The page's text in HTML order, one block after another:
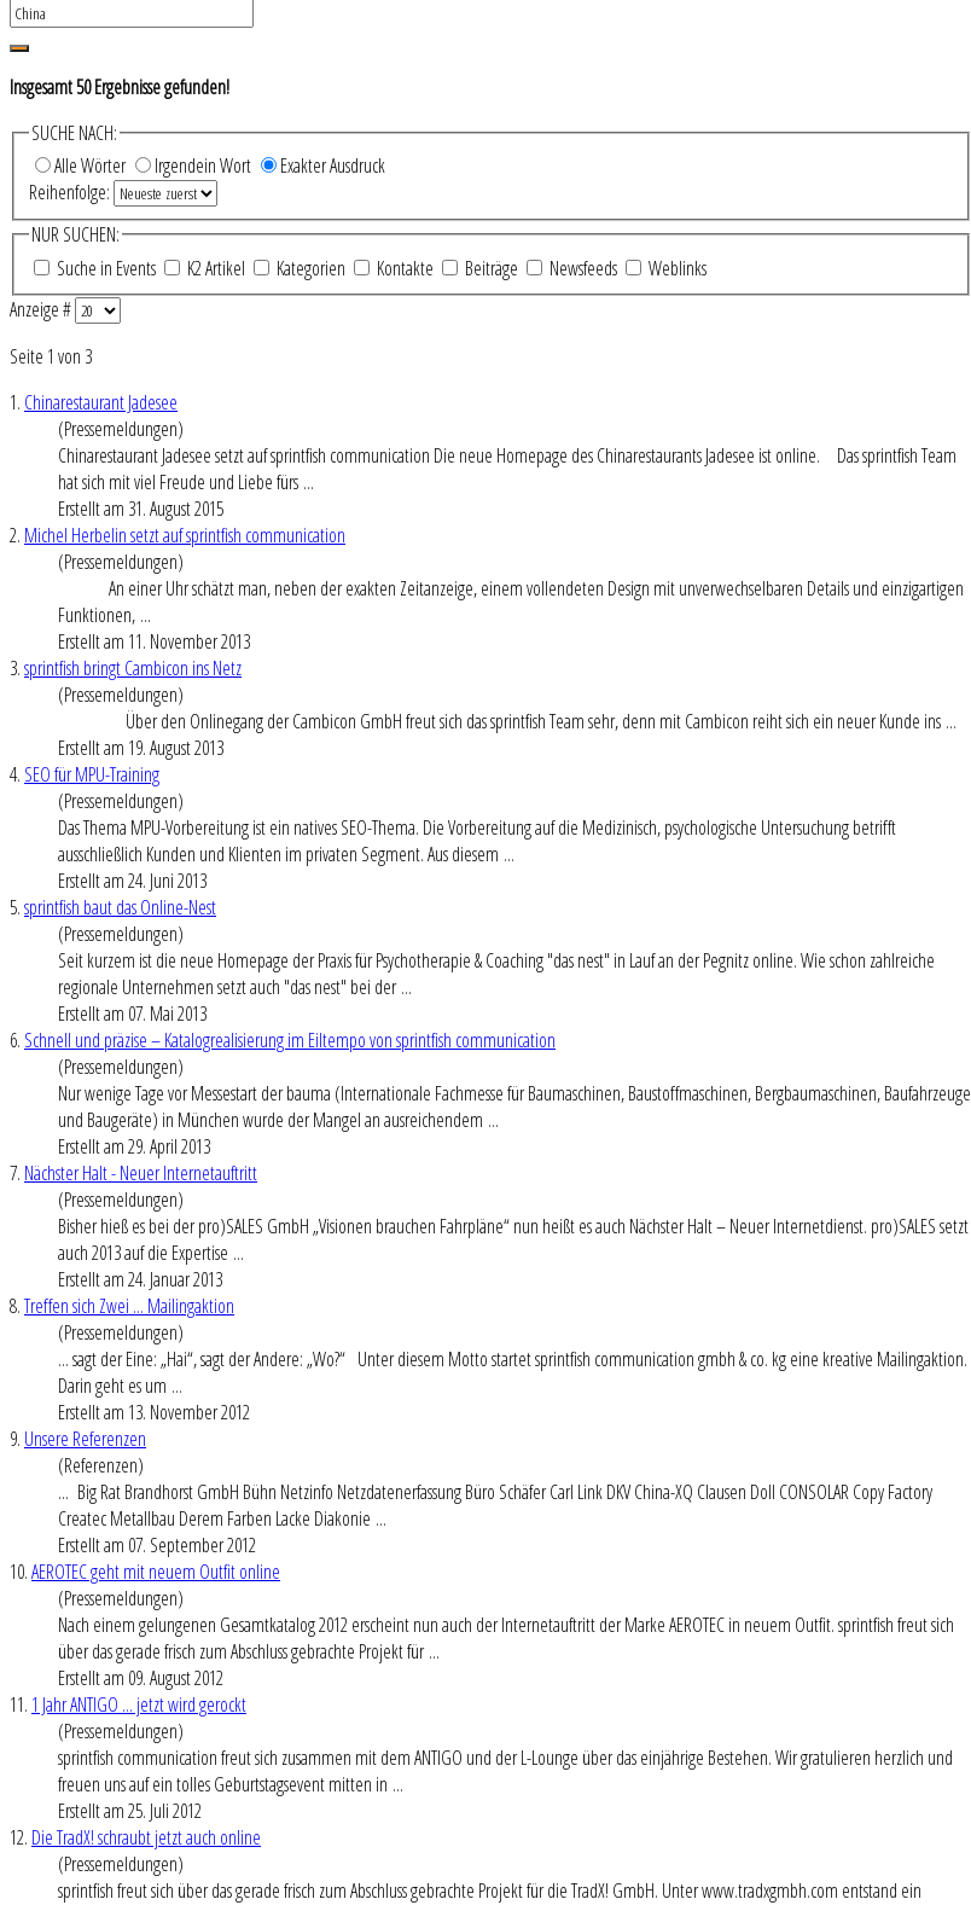
Insgesamt50Ergebnisse gefunden!
SUCHE NACH:
Alle Wörter
Irgendein Wort
Exakter Ausdruck
Reihenfolge:
NUR SUCHEN:
Suche in Events
K2 Artikel Kategorien Kontakte Beiträge Newsfeeds
Weblinks
Anzeige #
Seite 1 von 3
1. Chinarestaurant Jadesee
(Pressemeldungen)
Chinarestaurant Jadesee setzt auf sprintfish communication Die neue Homepage des Chinarestaurants Jadesee ist online. Das sprintfish Team
hat sich mit viel Freude und Liebe fürs ...
Erstellt am 31. August 2015
2. Michel Herbelin setzt auf sprintfish communication
(Pressemeldungen)
An einer Uhr schätzt man, neben der exakten Zeitanzeige, einem vollendeten Design mit unverwechselbaren Details und einzigartigen
Funktionen, ...
Erstellt am 11. November 2013
3.sprintfish bringt Cambicon ins Netz
(Pressemeldungen)
Über den Onlinegang der Cambicon GmbH freut sich das sprintfish Team sehr, denn mit Cambicon reiht sich ein neuer Kunde ins ...
Erstellt am 19. August 2013
4. SEO für MPU-Training
(Pressemeldungen)
Das Thema MPU-Vorbereitung ist ein natives SEO-Thema. Die Vorbereitung auf die Medizinisch, psychologische Untersuchung betrifft
ausschließlich Kunden und Klienten im privaten Segment. Aus diesem ...
Erstellt am 24. Juni 2013
5.sprintfish baut das Online-Nest
(Pressemeldungen)
Seit kurzem ist die neue Homepage der Praxis für Psychotherapie & Coaching "das nest" in Lauf an der Pegnitz online. Wie schon zahlreiche
regionale Unternehmen setzt auch "das nest" bei der ...
Erstellt am 07. Mai 2013
6. Schnell und präzise – Katalogrealisierung im Eiltempo von sprintfish communication
(Pressemeldungen)
Nur wenige Tage vor Messestart der bauma (Internationale Fachmesse für Baumaschinen, Baustoffmaschinen, Bergbaumaschinen, Baufahrzeuge
und Baugeräte) in München wurde der Mangel an ausreichendem ...
Erstellt am 29. April 2013
7. Nächster Halt - Neuer Internetauftritt
(Pressemeldungen)
Bisher hieß es bei der pro)SALES GmbH „Visionen brauchen Fahrpläne“ nun heißt es auch Nächster Halt – Neuer Internetdienst. pro)SALES setzt
auch 2013 auf die Expertise ...
Erstellt am 24. Januar 2013
8.Treffen sich Zwei ... Mailingaktion
(Pressemeldungen)
... sagt der Eine: „Hai“, sagt der Andere: „Wo?“ Unter diesem Motto startet sprintfish communication gmbh & co. kg eine kreative Mailingaktion.
Darin geht es um ...
Erstellt am 13. November 2012
9. Unsere Referenzen
(Referenzen)
... Big Rat Brandhorst GmbH Bühn Netzinfo Netzdatenerfassung Büro Schäfer Carl Link DKVChina-XQ Clausen Doll CONSOLAR Copy Factory
Createc Metallbau Derem Farben Lacke Diakonie ...
Erstellt am 07. September 2012
10.AEROTEC geht mit neuem Outfit online
(Pressemeldungen)
Nach einem gelungenen Gesamtkatalog 2012 erscheint nun auch der Internetauftritt der Marke AEROTEC in neuem Outfit. sprintfish freut sich
über das gerade frisch zum Abschluss gebrachte Projekt für ...
Erstellt am 09. August 2012
11. 1 Jahr ANTIGO ... jetzt wird gerockt
(Pressemeldungen)
sprintfish communication freut sich zusammen mit dem ANTIGO und der L-Lounge über das einjährige Bestehen. Wir gratulieren herzlich und
freuen uns auf ein tolles Geburtstagsevent mitten in ...
Erstellt am 25. Juli 2012
12. Die TradX! schraubt jetzt auch online
(Pressemeldungen)
sprintfish freut sich über das gerade frisch zum Abschluss gebrachte Projekt für die TradX! GmbH. Unter www.tradxgmbh.com entstand ein